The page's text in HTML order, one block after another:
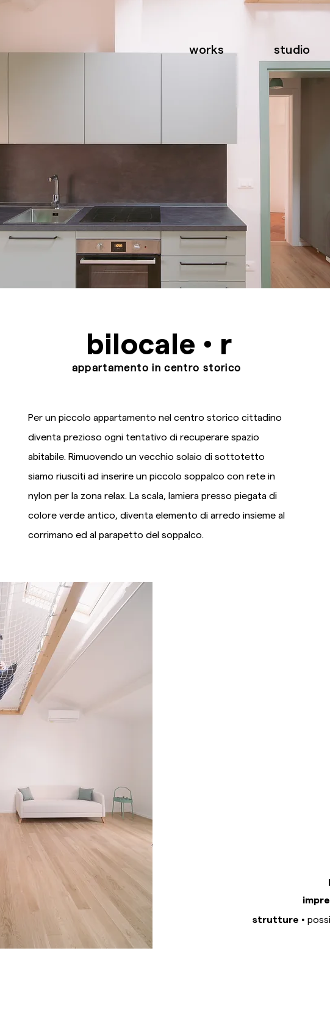
works studio
bilocale • r
appartamento in centro storico
Per un piccolo appartamento nel centro storico cittadino
diventa prezioso ogni tentativo di recuperare spazio
abitabile. Rimuovendo un vecchio solaio di sottotetto
siamo riusciti ad inserire un piccolo soppalco con rete in
nylon per la zona relax. La scala, lamiera presso piegata di
colore verde antico, diventa elemento di arredo insieme al
corrimano ed al parapetto del soppalco.
strutture •